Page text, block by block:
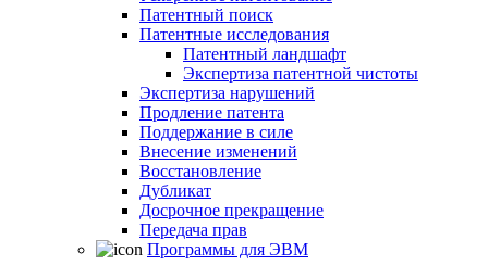
Патентный поиск
Патентные исследования
Патентный ландшафт
Экспертиза патентной чистоты
Экспертиза нарушений
Продление патента
Поддержание в силе
Внесение изменений
Восстановление
Дубликат
Досрочное прекращение
Передача прав
Программы для ЭВМ